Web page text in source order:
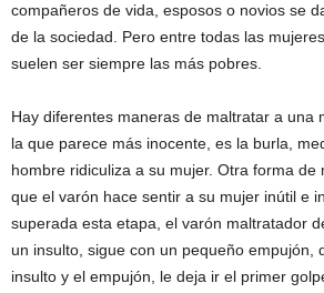
compañeros de vida, esposos o novios se
de la sociedad. Pero entre todas las
suelen ser siempre las más pobres.
Hay diferentes maneras de maltratar a una
la que parece más inocente, es la burla,
hombre ridiculiza a su mujer. Otra forma de
que el varón hace sentir a su mujer inútil e
superada esta etapa, el varón maltratador
un insulto, sigue con un pequeño empujón,
insulto y el empujón, le deja ir el primer